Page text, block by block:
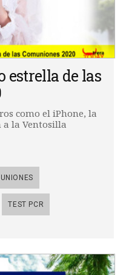
estrella de las
como el iPhone, la
a la Ventosilla
TEST PCR